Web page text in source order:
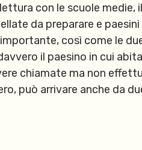
con le scuole medie,
da preparare e
così come le
il paesino in cui
chiamate ma non
può arrivare anche da